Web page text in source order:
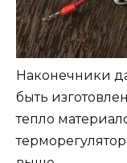
Наконечники
быть
тепло